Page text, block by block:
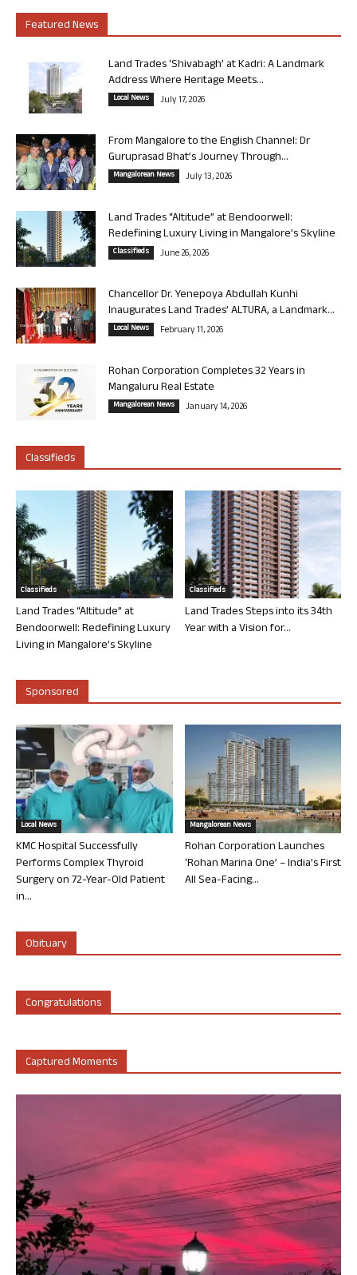
Featured News
Land Trades ‘Shivabagh’ at Kadri: A Landmark
Address Where Heritage Meets...
Local News July 17, 2026
From Mangalore to the English Channel: Dr
Guruprasad Bhat’s Journey Through...
Mangalorean News July 13, 2026
Land Trades “Altitude” at Bendoorwell:
Redefining Luxury Living in Mangalore’s Skyline
Classifieds June 26, 2026
Chancellor Dr. Yenepoya Abdullah Kunhi
Inaugurates Land Trades’ ALTURA, a Landmark...
Local News February 11, 2026
Rohan Corporation Completes 32 Years in
Mangaluru Real Estate
Mangalorean News January 14, 2026
Classifieds
Classifieds
Land Trades “Altitude” at
Bendoorwell: Redefining Luxury
Living in Mangalore’s Skyline
Classifieds
Land Trades Steps into its 34th
Year with a Vision for...
Sponsored
Local News
KMC Hospital Successfully
Performs Complex Thyroid
Surgery on 72-Year-Old Patient
in...
Mangalorean News
Rohan Corporation Launches
‘Rohan Marina One’ – India’s First
All Sea-Facing...
Obituary
Congratulations
Captured Moments